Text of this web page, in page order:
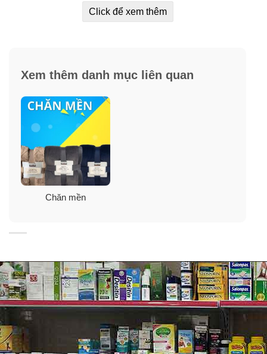
Click để xem thêm
Xem thêm danh mục liên quan
Chăn mền